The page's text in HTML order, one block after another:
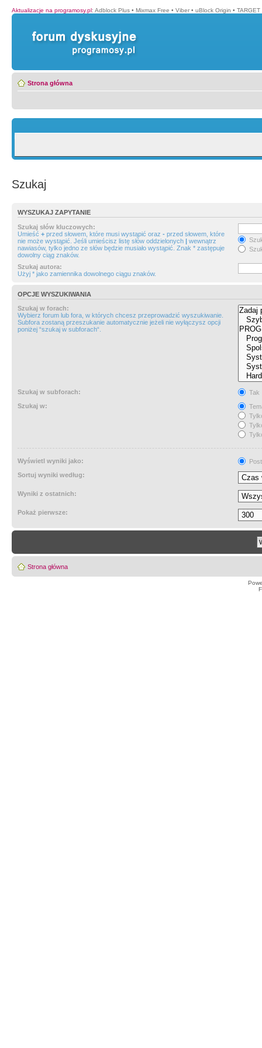
Aktualizacje na programosy.pl: Adblock Plus • Mixmax Free • Viber • uBlock Origin •
Strona główna
Szukaj
WYSZUKAJ ZAPYTANIE
Szukaj słów kluczowych:
Umieść + przed słowem, które musi wystąpić oraz - przed słowem, które
nie może wystąpić. Jeśli umieścisz listę słów oddzielonych | wewnątrz
nawiasów, tylko jedno ze słów będzie musiało wystąpić. Znak * zastępuje
dowolny ciąg znaków.
Szukaj autora:
Użyj * jako zamiennika dowolnego ciągu znaków.
OPCJE WYSZUKIWANIA
Szukaj w forach:
Wybierz forum lub fora, w których chcesz przeprowadzić wyszukiwanie.
Subfora zostaną przeszukanie automatycznie jeżeli nie wyłączysz opcji
poniżej “szukaj w subforach“.
Szukaj w subforach:
Tak
Szukaj w:
Wyświetl wyniki jako:
Sortuj wyniki według:
Wyniki z ostatnich:
Pokaż pierwsze:
Strona główna